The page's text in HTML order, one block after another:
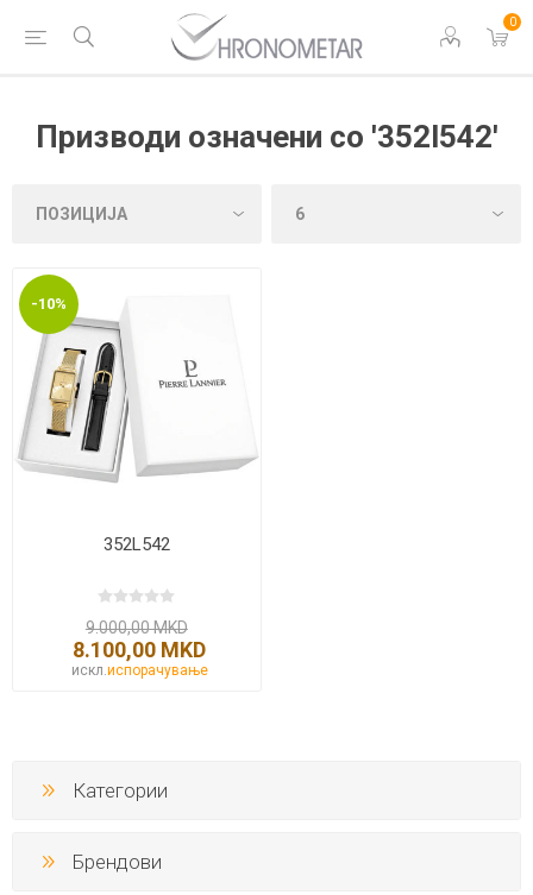
0
Призводи означени со '352l542'
-10%
352L542
9.000,00 MKD
8.100,00 MKD
искл. испорачување
Категории
Брендови